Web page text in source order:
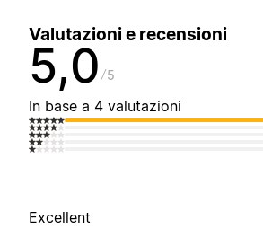
Valutazioni e recensioni
5,0 5
In base a 4 valutazioni
Excellent